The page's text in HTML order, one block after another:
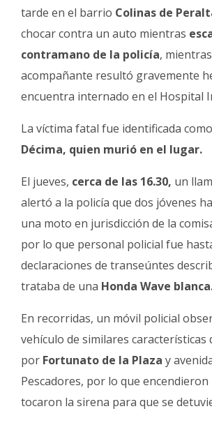
tarde en el barrio Colinas de
chocar contra un auto mientras
contramano de la policía,
acompañante resultó gravemente
encuentra internado en el Hospital
La víctima fatal fue identificada como
Décima, quien murió en el lugar.
El jueves, cerca de las 16.30, un
alertó a la policía que dos jóvenes
una moto en jurisdicción de la
por lo que personal policial fue
declaraciones de transeúntes
trataba de una Honda Wave
En recorridas, un móvil policial
vehículo de similares características
por Fortunato de la Plaza y
Pescadores, por lo que encendieron
tocaron la sirena para que se